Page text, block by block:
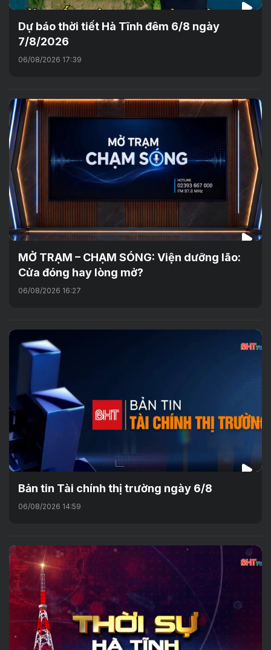
Dự báo thời tiết Hà Tĩnh đêm 6/8 ngày
7/8/2026
06/08/2026 17:39
MỞ TRẠM – CHẠM SÓNG: Viện dưỡng lão:
Cửa đóng hay lòng mở?
06/08/2026 16:27
Bản tin Tài chính thị trường ngày 6/8
06/08/2026 14:59